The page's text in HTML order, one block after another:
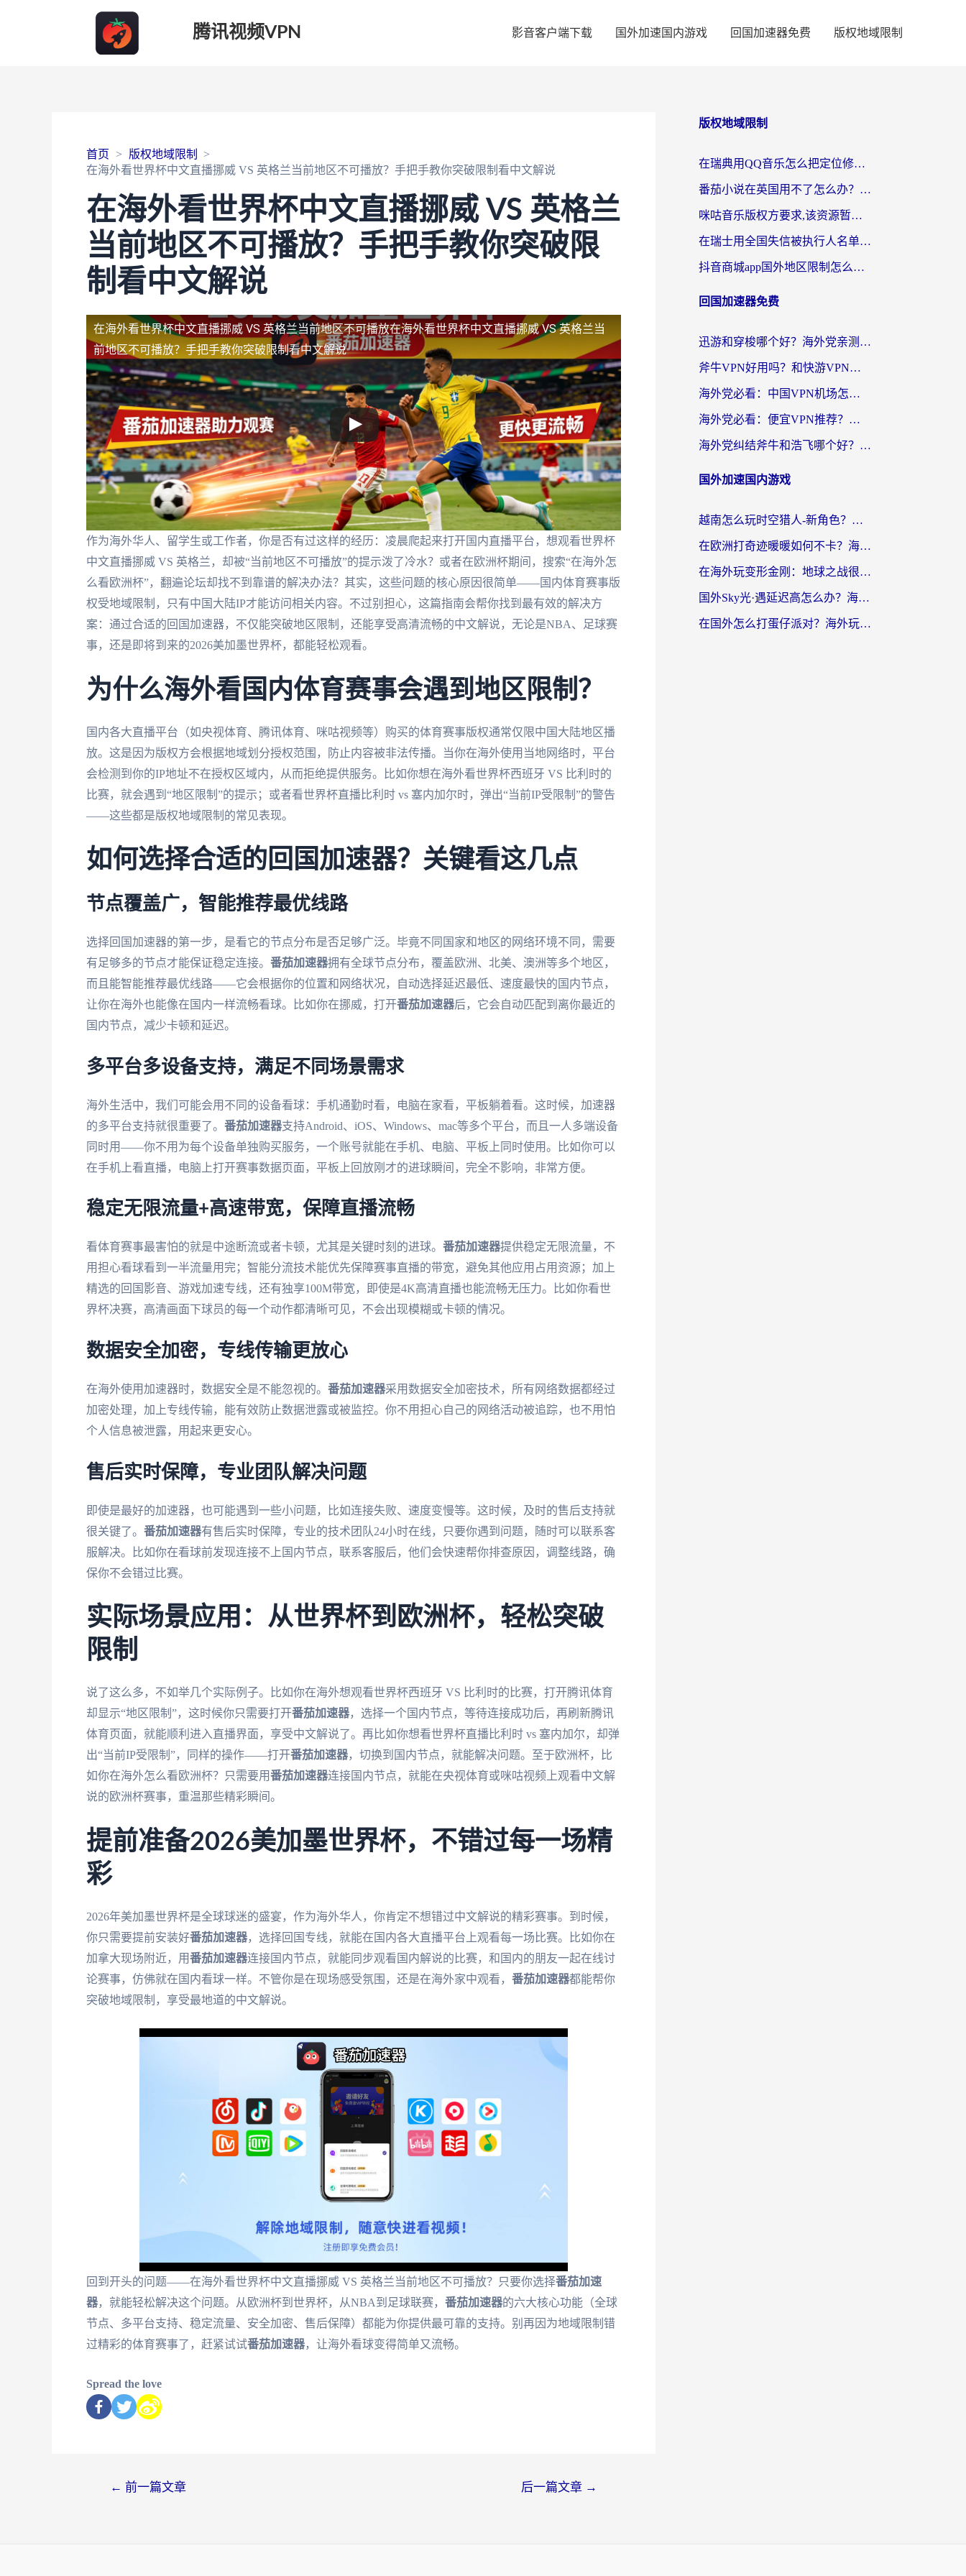
腾讯视频VPN 影音客户端下载 国外加速国内游戏 回国加速器免费 版权地域限制
首页
版权地域限制
在海外看世界杯中文直播挪威 VS 英格兰当前地区不可播放？手把手教你突破限制看中文解说
在海外看世界杯中文直播挪威 VS 英格兰
当前地区不可播放？手把手教你突破限
制看中文解说
在海外看世界杯中文直播挪威 VS 英格兰当前地区不可播放在海外看世界杯中文直播挪威 VS 英格兰当
前地区不可播放？手把手教你突破限制看中文解说
作为海外华人、留学生或工作者，你是否有过这样的经历：凌晨爬起来打开国内直播平台，想观看世界杯
中文直播挪威 VS 英格兰，却被“当前地区不可播放”的提示泼了冷水？或者在欧洲杯期间，搜索“在海外怎
么看欧洲杯”，翻遍论坛却找不到靠谱的解决办法？其实，这些问题的核心原因很简单——国内体育赛事版
权受地域限制，只有中国大陆IP才能访问相关内容。不过别担心，这篇指南会帮你找到最有效的解决方
案：通过合适的回国加速器，不仅能突破地区限制，还能享受高清流畅的中文解说，无论是NBA、足球赛
事，还是即将到来的2026美加墨世界杯，都能轻松观看。
为什么海外看国内体育赛事会遇到地区限制？
国内各大直播平台（如央视体育、腾讯体育、咪咕视频等）购买的体育赛事版权通常仅限中国大陆地区播
放。这是因为版权方会根据地域划分授权范围，防止内容被非法传播。当你在海外使用当地网络时，平台
会检测到你的IP地址不在授权区域内，从而拒绝提供服务。比如你想在海外看世界杯西班牙 VS 比利时的
比赛，就会遇到“地区限制”的提示；或者看世界杯直播比利时 vs 塞内加尔时，弹出“当前IP受限制”的警告
——这些都是版权地域限制的常见表现。
如何选择合适的回国加速器？关键看这几点
节点覆盖广，智能推荐最优线路
选择回国加速器的第一步，是看它的节点分布是否足够广泛。毕竟不同国家和地区的网络环境不同，需要
有足够多的节点才能保证稳定连接。 番茄加速器拥有全球节点分布，覆盖欧洲、北美、澳洲等多个地区，
而且能智能推荐最优线路——它会根据你的位置和网络状况，自动选择延迟最低、速度最快的国内节点，
让你在海外也能像在国内一样流畅看球。比如你在挪威，打开番茄加速器后，它会自动匹配到离你最近的
国内节点，减少卡顿和延迟。
多平台多设备支持，满足不同场景需求
海外生活中，我们可能会用不同的设备看球：手机通勤时看，电脑在家看，平板躺着看。这时候，加速器
的多平台支持就很重要了。 番茄加速器支持Android、iOS、Windows、mac等多个平台，而且一人多端设备
同时用——你不用为每个设备单独购买服务，一个账号就能在手机、电脑、平板上同时使用。比如你可以
在手机上看直播，电脑上打开赛事数据页面，平板上回放刚才的进球瞬间，完全不影响，非常方便。
稳定无限流量+高速带宽，保障直播流畅
看体育赛事最害怕的就是中途断流或者卡顿，尤其是关键时刻的进球。 番茄加速器提供稳定无限流量，不
用担心看球看到一半流量用完；智能分流技术能优先保障赛事直播的带宽，避免其他应用占用资源；加上
精选的回国影音、游戏加速专线，还有独享100M带宽，即使是4K高清直播也能流畅无压力。比如你看世
界杯决赛，高清画面下球员的每一个动作都清晰可见，不会出现模糊或卡顿的情况。
数据安全加密，专线传输更放心
在海外使用加速器时，数据安全是不能忽视的。 番茄加速器采用数据安全加密技术，所有网络数据都经过
加密处理，加上专线传输，能有效防止数据泄露或被监控。你不用担心自己的网络活动被追踪，也不用怕
个人信息被泄露，用起来更安心。
售后实时保障，专业团队解决问题
即使是最好的加速器，也可能遇到一些小问题，比如连接失败、速度变慢等。这时候，及时的售后支持就
很关键了。 番茄加速器有售后实时保障，专业的技术团队24小时在线，只要你遇到问题，随时可以联系客
服解决。比如你在看球前发现连接不上国内节点，联系客服后，他们会快速帮你排查原因，调整线路，确
保你不会错过比赛。
实际场景应用：从世界杯到欧洲杯，轻松突破
限制
说了这么多，不如举几个实际例子。比如你在海外想观看世界杯西班牙 VS 比利时的比赛，打开腾讯体育
却显示“地区限制”，这时候你只需要打开番茄加速器，选择一个国内节点，等待连接成功后，再刷新腾讯
体育页面，就能顺利进入直播界面，享受中文解说了。再比如你想看世界杯直播比利时 vs 塞内加尔，却弹
出“当前IP受限制”，同样的操作——打开番茄加速器，切换到国内节点，就能解决问题。至于欧洲杯，比
如你在海外怎么看欧洲杯？只需要用番茄加速器连接国内节点，就能在央视体育或咪咕视频上观看中文解
说的欧洲杯赛事，重温那些精彩瞬间。
提前准备2026美加墨世界杯，不错过每一场精
彩
2026年美加墨世界杯是全球球迷的盛宴，作为海外华人，你肯定不想错过中文解说的精彩赛事。到时候，
你只需要提前安装好番茄加速器，选择回国专线，就能在国内各大直播平台上观看每一场比赛。比如你在
加拿大现场附近，用番茄加速器连接国内节点，就能同步观看国内解说的比赛，和国内的朋友一起在线讨
论赛事，仿佛就在国内看球一样。不管你是在现场感受氛围，还是在海外家中观看， 番茄加速器都能帮你
突破地域限制，享受最地道的中文解说。
回到开头的问题——在海外看世界杯中文直播挪威 VS 英格兰当前地区不可播放？只要你选择番茄加速
器，就能轻松解决这个问题。从欧洲杯到世界杯，从NBA到足球联赛， 番茄加速器的六大核心功能（全球
节点、多平台支持、稳定流量、安全加密、售后保障）都能为你提供最可靠的支持。别再因为地域限制错
过精彩的体育赛事了，赶紧试试番茄加速器，让海外看球变得简单又流畅。
Spread the love
← 前一篇文章 后一篇文章 →
版权地域限制
在瑞典用QQ音乐怎么把定位修改到中国国内？留学生亲测有效的回国加速方案
番茄小说在英国用不了怎么办？海外党亲测有效的回国加速解决方案
咪咕音乐版权方要求,该资源暂时无法使用？海外党这样解决听歌听书+看剧炒股难题
在瑞士用全国失信被执行人名单信息公布与查询地区限制怎么办？还能看欧洲杯直播和咪咕视频吗？
抖音商城app国外地区限制怎么办？海外党解锁国内内容的实用指南
回国加速器免费
迅游和穿梭哪个好？海外党亲测3款回国加速器+手游加速对比，附避坑指南
斧牛VPN好用吗？和快游VPN对比哪个回国效果更好？马来西亚留学生亲测分享
海外党必看：中国VPN机场怎么选？3步教你无缝访问国内资源（附避坑指南）
海外党必看：便宜VPN推荐？选对回国加速器才能无缝刷国内剧玩国服
海外党纠结斧牛和浩飞哪个好？一篇搞定回国加速器选择+无缝访问国内资源指南
国外加速国内游戏
越南怎么玩时空猎人-新角色？海外党亲测有效的国服游戏加速指南
在欧洲打奇迹暖暖如何不卡？海外党玩国服游戏的终极加速攻略
在海外玩变形金刚：地球之战很卡怎么办？老玩家亲测的加速器指南，解决卡顿烦恼
国外Sky光·遇延迟高怎么办？海外玩家国服游戏加速终极指南（附实测技巧）
在国外怎么打蛋仔派对？海外玩家国服游戏加速避坑指南（附实测推荐）